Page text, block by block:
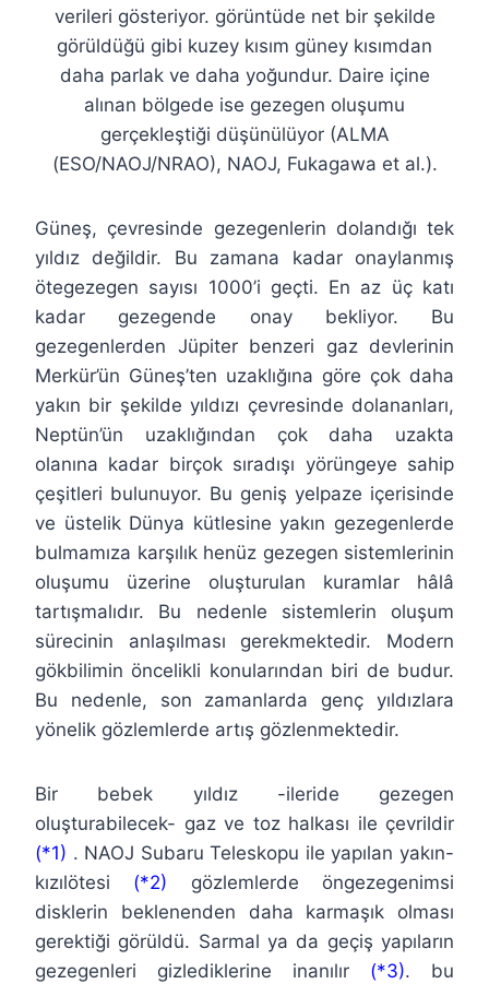
verileri gösteriyor. görüntüde net bir şekilde
görüldüğü gibi kuzey kısım güney kısımdan
daha parlak ve daha yoğundur. Daire içine
alınan bölgede ise gezegen oluşumu
gerçekleştiği düşünülüyor (ALMA
(ESO/NAOJ/NRAO), NAOJ, Fukagawa et al.).
Güneş, çevresinde gezegenlerin dolandığı tek
yıldız değildir. Bu zamana kadar onaylanmış
ötegezegen sayısı 1000’i geçti. En az üç katı
kadar gezegende onay bekliyor. Bu
gezegenlerden Jüpiter benzeri gaz devlerinin
Merkür’ün Güneş’ten uzaklığına göre çok daha
yakın bir şekilde yıldızı çevresinde dolananları,
Neptün’ün uzaklığından çok daha uzakta
olanına kadar birçok sıradışı yörüngeye sahip
çeşitleri bulunuyor. Bu geniş yelpaze içerisinde
ve üstelik Dünya kütlesine yakın gezegenlerde
bulmamıza karşılık henüz gezegen sistemlerinin
oluşumu üzerine oluşturulan kuramlar hâlâ
tartışmalıdır. Bu nedenle sistemlerin oluşum
sürecinin anlaşılması gerekmektedir. Modern
gökbilimin öncelikli konularından biri de budur.
Bu nedenle, son zamanlarda genç yıldızlara
yönelik gözlemlerde artış gözlenmektedir.
Bir bebek yıldız -ileride gezegen
oluşturabilecek- gaz ve toz halkası ile çevrildir
(*1) . NAOJ Subaru Teleskopu ile yapılan yakın-
kızılötesi (*2) gözlemlerde öngezegenimsi
disklerin beklenenden daha karmaşık olması
gerektiği görüldü. Sarmal ya da geçiş yapıların
gezegenleri gizlediklerine inanılır (*3). bu